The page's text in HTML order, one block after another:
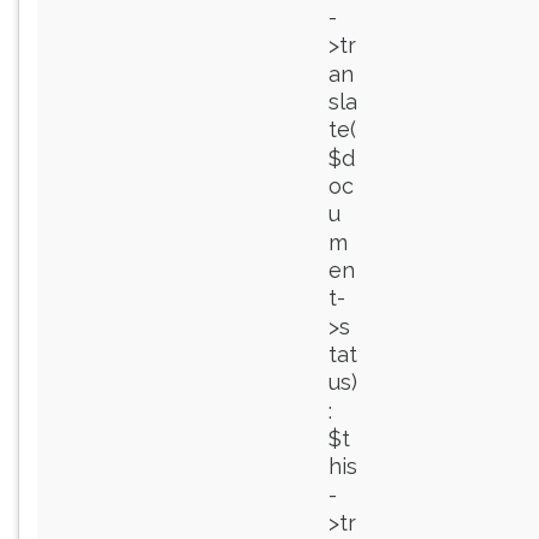
-
>tr
an
sla
te(
$d
oc
u
m
en
t-
>s
tat
us)
:
$t
his
-
>tr